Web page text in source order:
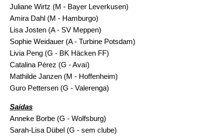
Juliane Wirtz (M - Bayer Leverkusen)
Amira Dahl (M - Hamburgo)
Lisa Josten (A - SV Meppen)
Sophie Weidauer (A - Turbine Potsdam)
Livia Peng (G - BK Häcken FF)
Catalina Pérez (G - Avaí)
Mathilde Janzen (M - Hoffenheim)
Guro Pettersen (G - Valerenga)
Saídas
Anneke Borbe (G - Wolfsburg)
Sarah-Lisa Dübel (G - sem clube)